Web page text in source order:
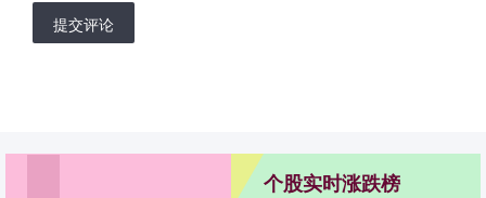
提交评论
个股实时涨跌榜